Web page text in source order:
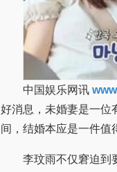
中国娱乐网讯
好消息，未婚妻是一位
间，结婚本应是一件值
李玟雨不仅窘迫到要